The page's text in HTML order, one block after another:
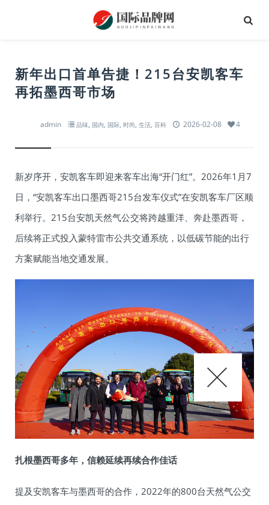
新年出口首单告捷！215台安凯客车
再拓墨西哥市场
admin 品味, 国内, 国际, 时尚, 生活, 百科 2026-02-08 4
新岁序开，安凯客车即迎来客车出海“开门红”。2026年1月7
日，“安凯客车出口墨西哥215台发车仪式”在安凯客车厂区顺
利举行。215台安凯天然气公交将跨越重洋、奔赴墨西哥，
后续将正式投入蒙特雷市公共交通系统，以低碳节能的出行
方案赋能当地交通发展。
扎根墨西哥多年，信赖延续再续合作佳话
提及安凯客车与墨西哥的合作，2022年的800台天然气公交